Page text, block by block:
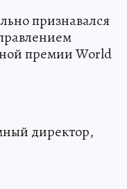
признавался
премии World
директор,